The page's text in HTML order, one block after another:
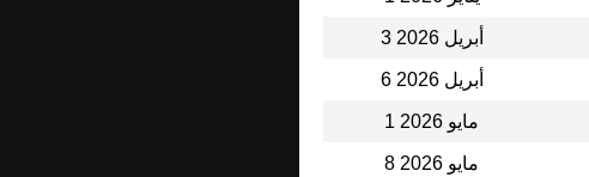
3 أبريل 2026
6 أبريل 2026
1 مايو 2026
8 مايو 2026